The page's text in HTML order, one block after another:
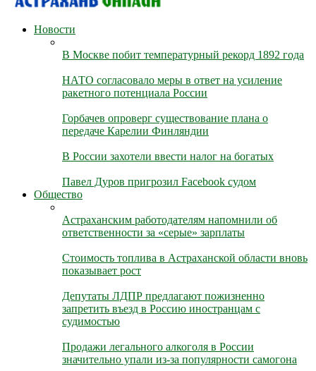
Новости
В Москве побит температурный рекорд 1892 года
НАТО согласовало меры в ответ на усиление
ракетного потенциала России
Горбачев опроверг существование плана о
передаче Карелии Финляндии
В России захотели ввести налог на богатых
Павел Дуров пригрозил Facebook судом
Общество
Астраханским работодателям напомнили об
ответственности за «серые» зарплаты
Стоимость топлива в Астраханской области вновь
показывает рост
Депутаты ЛДПР предлагают пожизненно
запретить въезд в Россию иностранцам с
судимостью
Продажи легального алкоголя в России
значительно упали из-за популярности самогона